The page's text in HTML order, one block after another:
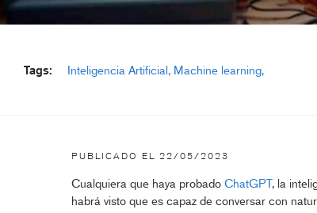
Tags: Inteligencia Artificial Machine learning
PUBLICADO EL 22/05/2023
Cualquiera que haya probado ChatGPT, la
habrá visto que es capaz de conversar con